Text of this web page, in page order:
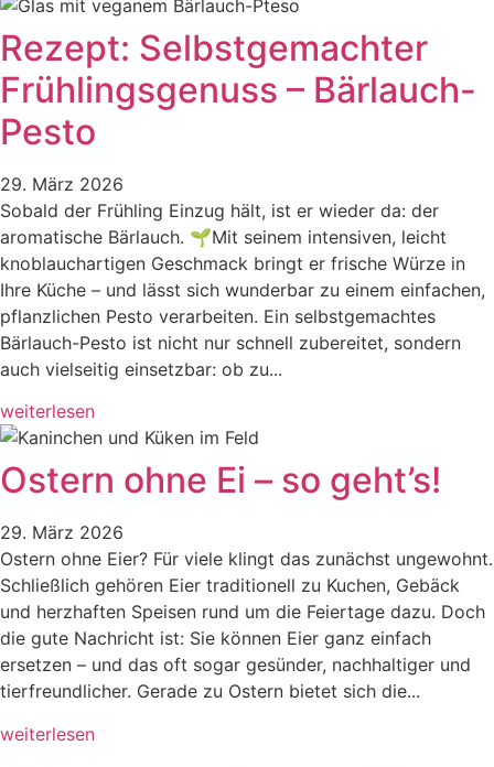
Rezept: Selbstgemachter
Frühlingsgenuss – Bärlauch-
Pesto
29. März 2026
Sobald der Frühling Einzug hält, ist er wieder da: der
aromatische Bärlauch. 🌱Mit seinem intensiven, leicht
knoblauchartigen Geschmack bringt er frische Würze in
Ihre Küche – und lässt sich wunderbar zu einem einfachen,
pflanzlichen Pesto verarbeiten. Ein selbstgemachtes
Bärlauch-Pesto ist nicht nur schnell zubereitet, sondern
auch vielseitig einsetzbar: ob zu...
weiterlesen
Ostern ohne Ei – so geht’s!
29. März 2026
Ostern ohne Eier? Für viele klingt das zunächst ungewohnt.
Schließlich gehören Eier traditionell zu Kuchen, Gebäck
und herzhaften Speisen rund um die Feiertage dazu. Doch
die gute Nachricht ist: Sie können Eier ganz einfach
ersetzen – und das oft sogar gesünder, nachhaltiger und
tierfreundlicher. Gerade zu Ostern bietet sich die...
weiterlesen